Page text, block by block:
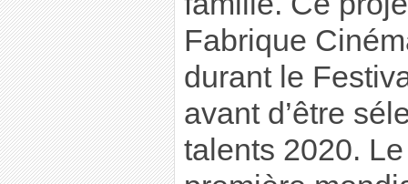
Fabrique
durant le
avant d’être
talents 2020.